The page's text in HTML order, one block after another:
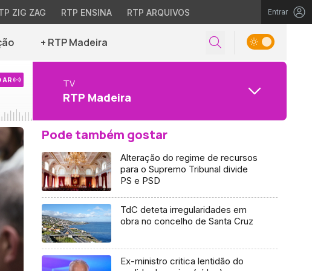
ZIG ZAG RTP ENSINA RTP ARQUIVOS Entrar
+ RTP Madeira
AR TV
RTP Madeira
Pode também gostar
Alteração do regime de recursos
para o Supremo Tribunal divide
PS e PSD
TdC deteta irregularidades em
obra no concelho de Santa Cruz
Ex-ministro critica lentidão do